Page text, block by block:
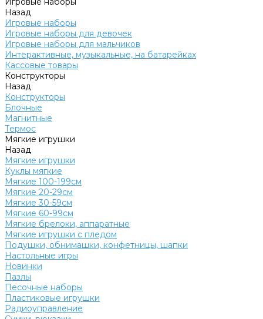
Назад
Игровые наборы
Игровые наборы для девочек
Игровые наборы для мальчиков
Интерактивные, музыкальные, на батарейках
Кассовые товары
Конструкторы
Назад
Конструкторы
Блочные
Магнитные
Термос
Мягкие игрушки
Назад
Мягкие игрушки
Куклы мягкие
Мягкие 100-199см
Мягкие 20-29см
Мягкие 30-59см
Мягкие 60-99см
Мягкие брелоки, аппаратные
Мягкие игрушки с пледом
Подушки, обнимашки, конфетницы, шапки
Настольные игры
Новинки
Пазлы
Песочные наборы
Пластиковые игрушки
Радиоуправление